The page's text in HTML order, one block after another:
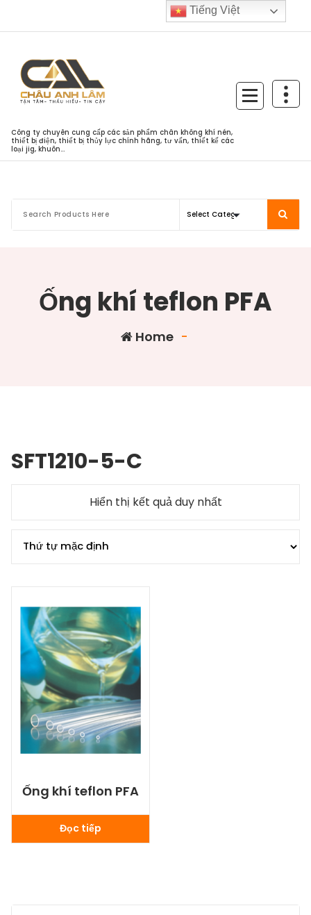
Công ty chuyên cung cấp các sản phẩm chân không khí nén,
thiết bị điện, thiết bị thủy lực chính hãng, tư vấn, thiết kế các
loại jig, khuôn...
Ống khí teflon PFA
Home -
SFT1210-5-C
Hiển thị kết quả duy nhất
Ống khí teflon PFA
Đọc tiếp
Tiếng Việt